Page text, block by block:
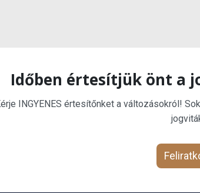
Időben értesítjük önt a
INGYENES értesítőnket a változásokról!